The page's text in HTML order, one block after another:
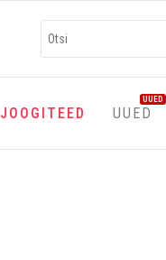
JOOGITEED UUED
UUED